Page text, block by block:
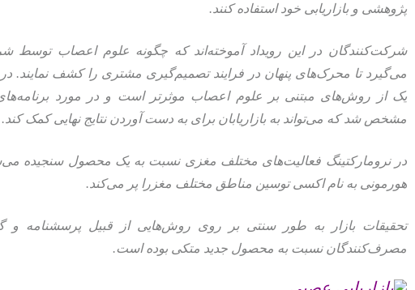
پژوهشی و بازاریابی خود استفاده کنند.
شرکت‌کنندگان در این رویداد آموخته‌اند که چگونه علوم اعصاب توسط
می‌گیرد تا محرک‌های پنهان در فرایند تصمیم‌گیری مشتری را کشف نمایند.
یک از روش‌های مبتنی بر علوم اعصاب موثرتر است و در مورد
مشخص شد که می‌تواند به بازاریابان برای به دست آوردن نتایج نهایی کمک کند.
در نرومارکتینگ فعالیت‌های مختلف مغزی نسبت به یک محصول سنجیده
هورمونی به نام اکسی توسین مناطق مختلف مغزرا پر می‌کند.
تحقیقات بازار به طور سنتی بر روی روش‌هایی از قبیل پرسشنامه و
مصرف‌کنندگان نسبت به محصول جدید متکی بوده است.